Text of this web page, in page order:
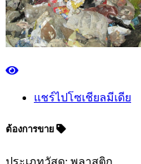
แชร์ไปโซเชียลมีเดีย
ต้องการขาย
ประเภทวัสดุ: พลาสติก